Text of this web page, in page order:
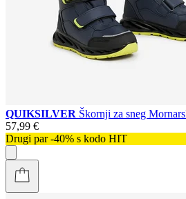
QUIKSILVER Škornji za sneg
57,99 €
Drugi par -40% s kodo HIT